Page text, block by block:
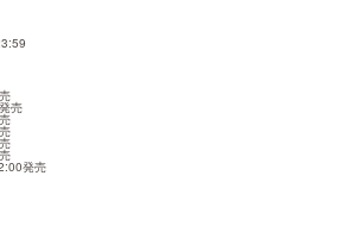
売
発売